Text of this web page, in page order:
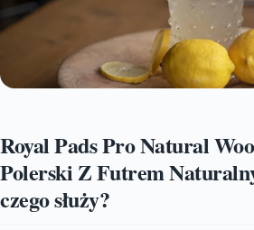
Royal Pads Pro Natural
Polerski Z Futrem
czego służy?